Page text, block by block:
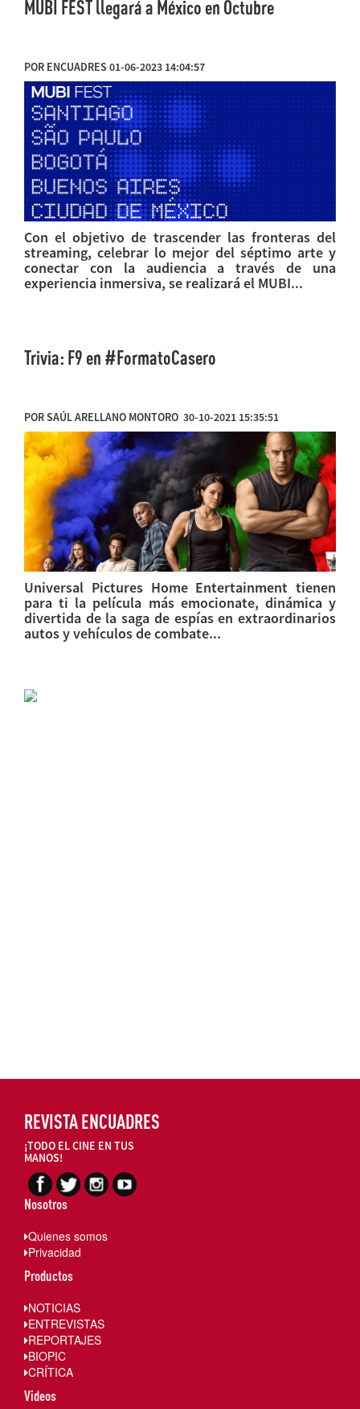
MUBI FEST llegará a México en Octubre
POR ENCUADRES 01-06-2023 14:04:57
Con el objetivo de trascender las fronteras del
streaming, celebrar lo mejor del séptimo arte y
conectar con la audiencia a través de una
experiencia inmersiva, se realizará el MUBI...
Trivia: F9 en #FormatoCasero
POR SAÚL ARELLANO MONTORO 30-10-2021 15:35:51
Universal Pictures Home Entertainment tienen
para ti la película más emocionate, dinámica y
divertida de la saga de espías en extraordinarios
autos y vehículos de combate...
REVISTA ENCUADRES
¡TODO EL CINE EN TUS
MANOS!
Nosotros
Quienes somos
Privacidad
Productos
NOTICIAS
ENTREVISTAS
REPORTAJES
BIOPIC
CRÍTICA
Videos